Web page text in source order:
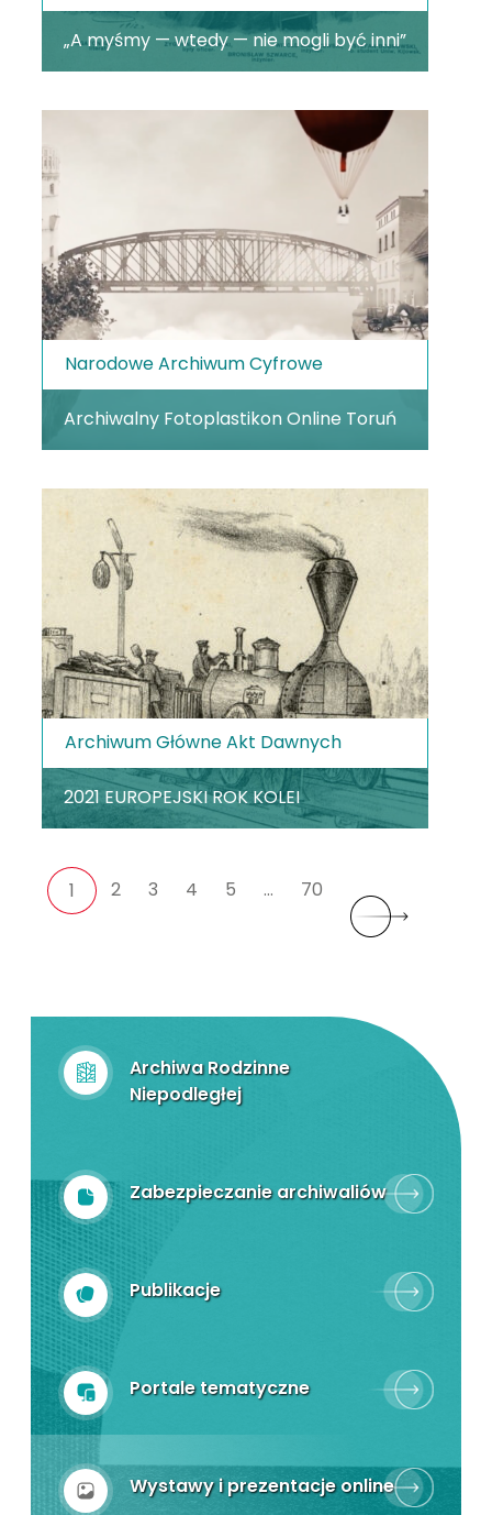
Archiwa Rodzinne
Niepodległej
Zabezpieczanie archiwaliów
Publikacje
Portale tematyczne
Wystawy i prezentacje online
„A myśmy — wtedy — nie mogli być inni”
Narodowe Archiwum Cyfrowe
Archiwalny Fotoplastikon Online Toruń
Archiwum Główne Akt Dawnych
2021 EUROPEJSKI ROK KOLEI
1 2 3 4 5 … 70